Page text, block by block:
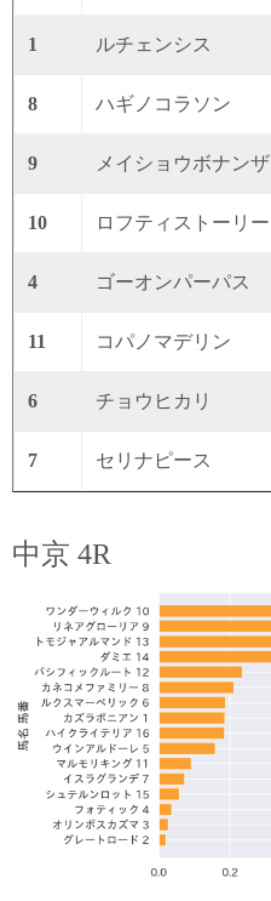
1 ルチェンシス
8 ハギノコラソン
9 メイショウボナンザ
10 ロフティストーリー
4 ゴーオンパーパス
11 コパノマデリン
6 チョウヒカリ
7 セリナピース
中京 4R